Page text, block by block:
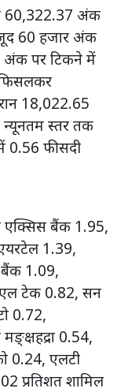
60,322.37 अंक
60 हजार अंक
अंक पर टिकने में
18,022.65
स्तर तक
0.56 फीसदी
एक्सिस बैंक 1.95,
1.39,
बैंक 1.09,
टेक 0.82, सन
0.72,
0.54,
0.24, एलटी
प्रतिशत शामिल